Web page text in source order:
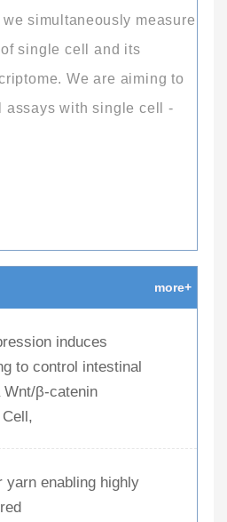
wesimultaneously measure
single cell and its
We are aiming to
assays with single cell -
more+
induces
to control intestinal
Wnt/β-catenin
yarn enabling highly